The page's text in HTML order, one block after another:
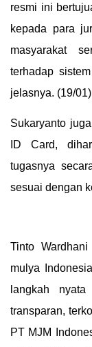
resmi ini
kepada para
masyarakat
terhadap
jelasnya. (19/01)
Sukaryanto
ID Card,
tugasnya
sesuai dengan
Tinto
mulya
langkah
transparan,
PT MJM